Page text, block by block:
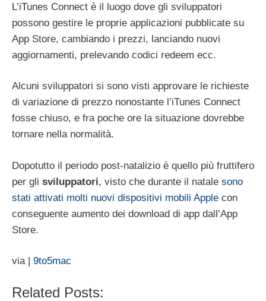
L’iTunes Connect è il luogo dove gli sviluppatori
possono gestire le proprie applicazioni pubblicate su
App Store, cambiando i prezzi, lanciando nuovi
aggiornamenti, prelevando codici redeem ecc.
Alcuni sviluppatori si sono visti approvare le richieste
di variazione di prezzo nonostante l’iTunes Connect
fosse chiuso, e fra poche ore la situazione dovrebbe
tornare nella normalità.
Dopotutto il periodo post-natalizio è quello più fruttifero
per gli sviluppatori, visto che durante il natale sono
stati attivati molti nuovi dispositivi mobili Apple con
conseguente aumento dei download di app dall’App
Store.
via | 9to5mac
Related Posts: